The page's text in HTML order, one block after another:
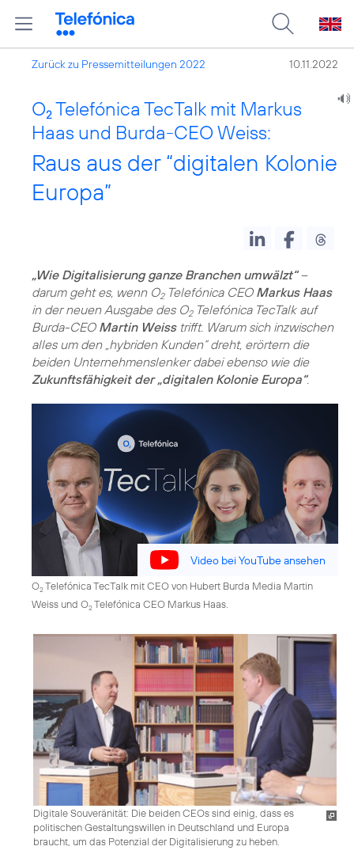
Zurück zu Pressemitteilungen 2022 10.11.2022
O2 Telefónica TecTalk mit Markus
Haas und Burda-CEO Weiss:
Raus aus der “digitalen Kolonie
Europa”
„Wie Digitalisierung ganze Branchen umwälzt“–
darum geht es, wenn O2Telefónica CEO Markus Haas
in der neuen Ausgabe des O2Telefónica TecTalk auf
Burda-CEO Martin Weisstrifft. Warum sich inzwischen
alles um den „hybriden Kunden“ dreht, erörtern die
beiden Unternehmenslenker dabei ebenso wie die
Zukunftsfähigkeit der „digitalen Kolonie Europa“.
Video bei YouTube ansehen
O2Telefónica TecTalk mit CEO von Hubert Burda Media Martin
Weiss und O2Telefónica CEO Markus Haas.
Digitale Souveränität: Die beiden CEOs sind einig, dass es
politischen Gestaltungswillen in Deutschland und Europa
braucht, um das Potenzial der Digitalisierung zu heben.